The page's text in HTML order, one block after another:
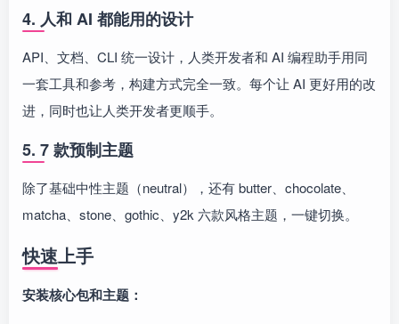
4. 人和 AI 都能用的设计
API、文档、CLI 统一设计，人类开发者和 AI 编程助手用同
一套工具和参考，构建方式完全一致。每个让 AI 更好用的改
进，同时也让人类开发者更顺手。
5. 7 款预制主题
除了基础中性主题（neutral），还有 butter、chocolate、
matcha、stone、gothic、y2k 六款风格主题，一键切换。
快速上手
安装核心包和主题：